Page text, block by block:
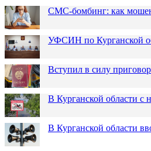
СМС-бомбинг: как
УФСИН по Курганской
Вступил в силу
В Курганской области с
В Курганской области